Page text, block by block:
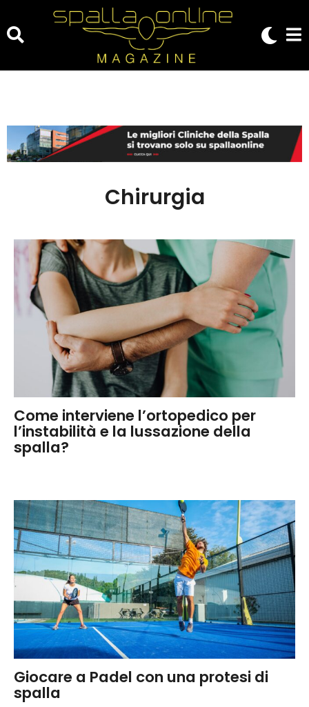
Chirurgia
Come interviene l’ortopedico per
l’instabilità e la lussazione della
spalla?
Giocare a Padel con una protesi di
spalla